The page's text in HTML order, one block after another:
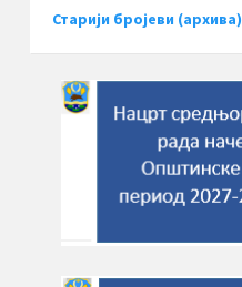
Старији бројеви (архива)